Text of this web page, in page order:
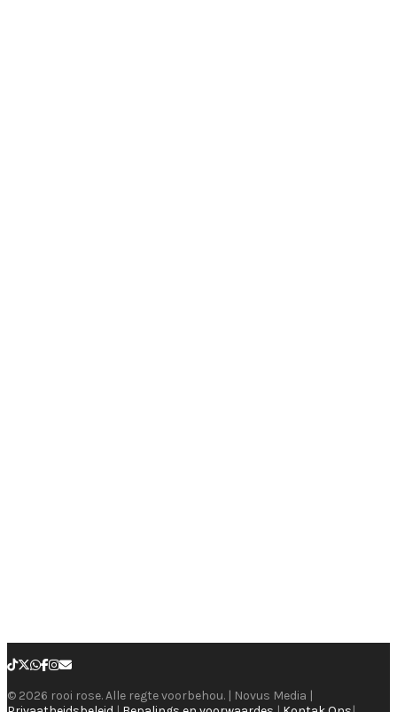
© 2026 rooi rose. Alle regte voorbehou. | Novus Media |